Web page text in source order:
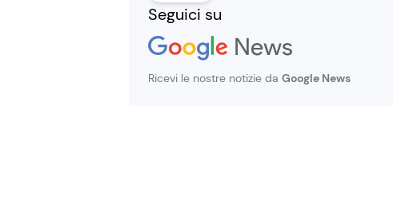
Seguici su
Ricevi le nostre notizie da Google News